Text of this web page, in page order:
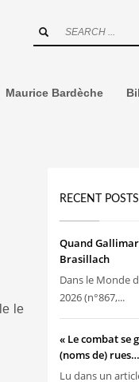
Maurice Bardèche
le
RECENT POSTS
Quand
Brasillach
Dans le Monde
2026 (n°867,...
« Le combat se
(noms de)
Lu dans un